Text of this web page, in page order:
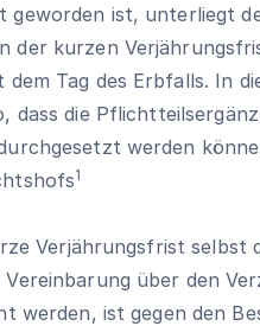
geworden ist, unterliegt
der kurzen
dem Tag des Erbfalls. In
dass die
werden
1
Verjährungsfrist selbst
Vereinbarung über den
werden, ist gegen den